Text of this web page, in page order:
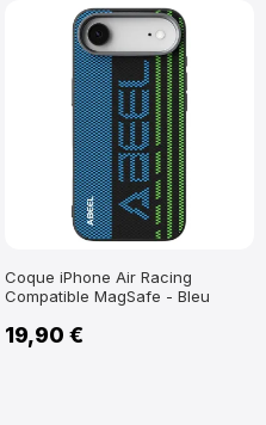
Coque iPhone Air Racing
Compatible MagSafe - Bleu
19,90 €